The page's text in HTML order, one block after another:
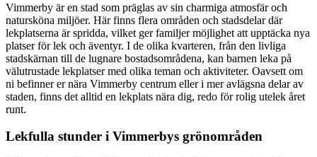
Vimmerby är en stad som präglas av sin charmiga atmosfär och
natursköna miljöer. Här finns flera områden och stadsdelar där
lekplatserna är spridda, vilket ger familjer möjlighet att upptäcka nya
platser för lek och äventyr. I de olika kvarteren, från den livliga
stadskärnan till de lugnare bostadsområdena, kan barnen leka på
välutrustade lekplatser med olika teman och aktiviteter. Oavsett om
ni befinner er nära Vimmerby centrum eller i mer avlägsna delar av
staden, finns det alltid en lekplats nära dig, redo för rolig utelek året
runt.
Lekfulla stunder i Vimmerbys grönområden